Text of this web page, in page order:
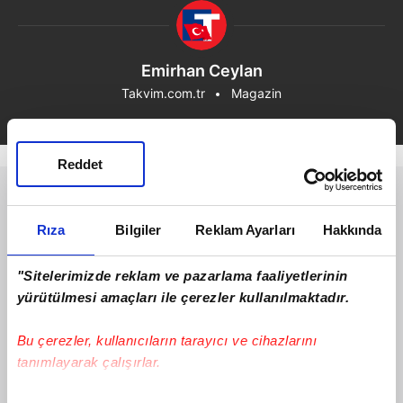
Rıza Bilgiler Reklam Ayarları Hakkında
"Sitelerimizde reklam ve pazarlama faaliyetlerinin
yürütülmesi amaçları ile çerezler kullanılmaktadır.
Bu çerezler, kullanıcıların tarayıcı ve cihazlarını
tanımlayarak çalışırlar.
Reddet
Emirhan Ceylan
Takvim.com.tr Magazin